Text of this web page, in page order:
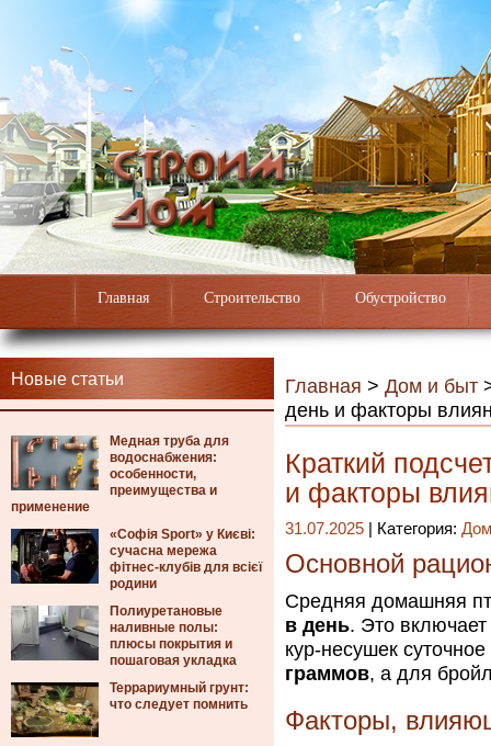
Главная Строительство Обустройство
Новые статьи
Медная труба для
водоснабжения:
особенности,
преимущества и
применение
«Софія Sport» у Києві:
сучасна мережа
фітнес-клубів для всієї
родини
Полиуретановые
наливные полы:
плюсы покрытия и
пошаговая укладка
Террариумный грунт:
что следует помнить
Главная > Дом и быт
день и факторы
Краткий
и факторы
31.07.2025 | Категория:
Основной
Средняя домашняя
в день. Это
кур-несушек
граммов, а для
Факторы,